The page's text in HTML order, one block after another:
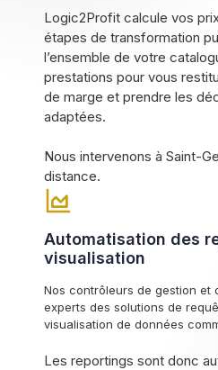
Logic2Profit calcule vos
étapes de transformation
l’ensemble de votre
prestations pour vous
de marge et prendre les
adaptées.
Nous intervenons à Saint-
distance.
Automatisation des
visualisation
Nos contrôleurs de gestion et
experts des solutions de
visualisation de données
Les reportings sont donc